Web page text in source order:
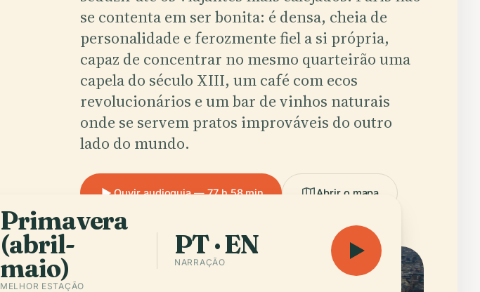
se contenta em ser bonita: é densa, cheia de
personalidade e ferozmente fiel a si própria,
capaz de concentrar no mesmo quarteirão uma
capela do século XIII, um café com ecos
revolucionários e um bar de vinhos naturais
onde se servem pratos improváveis do outro
lado do mundo.
Ouvir audioguia — 77 h 58 min Abrir o mapa
Primavera
(abril-
maio)
MELHOR ESTAÇÃO
PT · EN
NARRAÇÃO